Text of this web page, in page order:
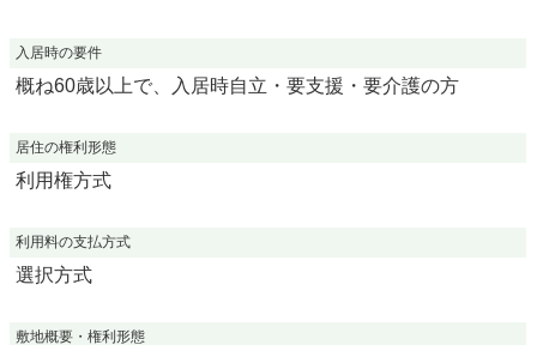
入居時の要件
概ね60歳以上で、入居時自立・要支援・要介護の方
居住の権利形態
利用権方式
利用料の支払方式
選択方式
敷地概要・権利形態